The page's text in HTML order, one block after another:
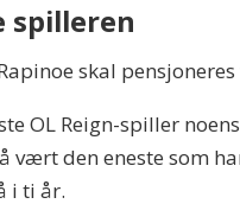
spilleren
skal
OL Reign-spiller
vært den eneste som
i ti år.